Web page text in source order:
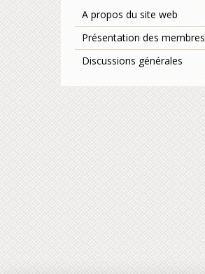
A propos du site web
Présentation des membres
Discussions générales